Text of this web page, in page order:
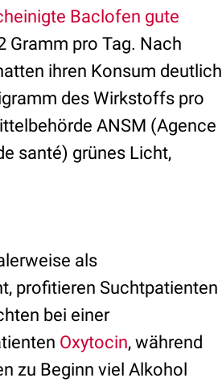
Baclofen gute
Gramm pro Tag. Nach
ihren Konsum deutlich
des Wirkstoffs pro
ANSM (Agence
santé) grünes Licht,
als
profitieren Suchtpatienten
bei einer
Oxytocin, während
zu Beginn viel Alkohol